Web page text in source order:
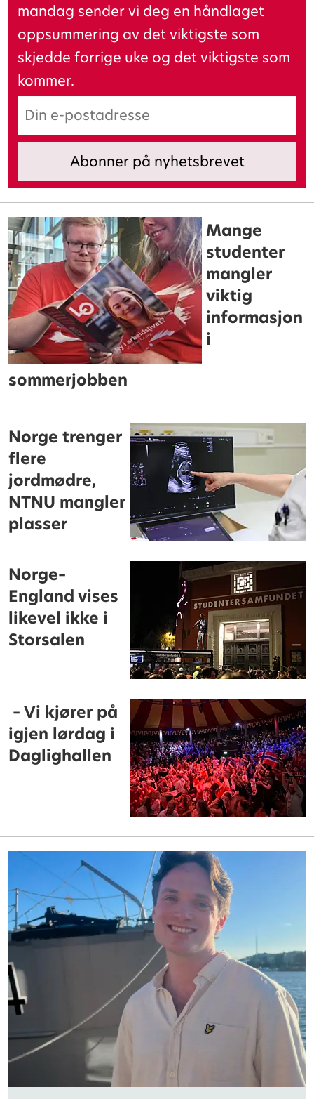
mandag sender vi deg en håndlaget
oppsummering av det viktigste som
skjedde forrige uke og det viktigste som
kommer.
Mange
studenter
mangler
viktig
informasjon
i
sommerjobben
Norge trenger
flere
jordmødre,
NTNU mangler
plasser
Norge–
England vises
likevel ikke i
Storsalen
– Vi kjører på
igjen lørdag i
Daglighallen